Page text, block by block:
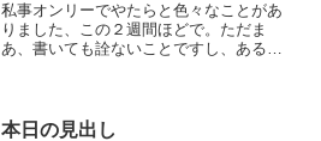
私事オンリーでやたらと色々なことがあ
りました、この２週間ほどで。ただま
あ、書いても詮ないことですし、ある１
開があったのですが、その結果と...
本日の見出し